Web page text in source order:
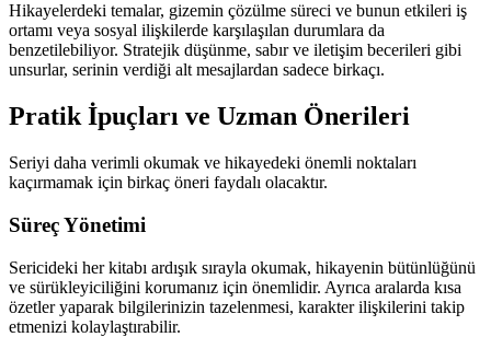
Hikayelerdeki temalar, gizemin çözülme süreci ve bunun etkileri iş
ortamı veya sosyal ilişkilerde karşılaşılan durumlara da
benzetilebiliyor. Stratejik düşünme, sabır ve iletişim becerileri gibi
unsurlar, serinin verdiği alt mesajlardan sadece birkaçı.
Pratik İpuçları ve Uzman Önerileri
Seriyi daha verimli okumak ve hikayedeki önemli noktaları
kaçırmamak için birkaç öneri faydalı olacaktır.
Süreç Yönetimi
Sericideki her kitabı ardışık sırayla okumak, hikayenin bütünlüğünü
ve sürükleyiciliğini korumanız için önemlidir. Ayrıca aralarda kısa
özetler yaparak bilgilerinizin tazelenmesi, karakter ilişkilerini takip
etmenizi kolaylaştırabilir.